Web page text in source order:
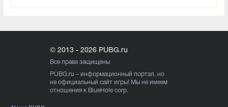
© 2013 - 2026 PUBG.ru
Все права защищены
PUBG.ru – информационный портал, но
не официальный сайт игры! Мы не имеем
отношения к BlueHole corp.